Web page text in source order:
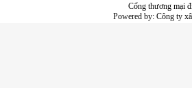
Cổng thương mại
Powered by: Công ty